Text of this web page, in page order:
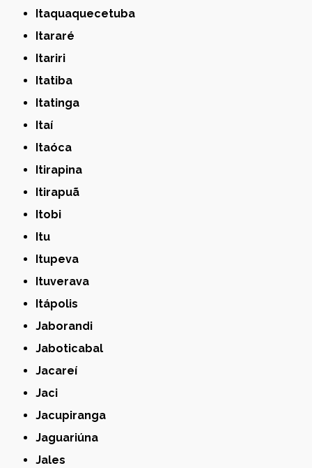
Itaquaquecetuba
Itararé
Itariri
Itatiba
Itatinga
Itaí
Itaóca
Itirapina
Itirapuã
Itobi
Itu
Itupeva
Ituverava
Itápolis
Jaborandi
Jaboticabal
Jacareí
Jaci
Jacupiranga
Jaguariúna
Jales